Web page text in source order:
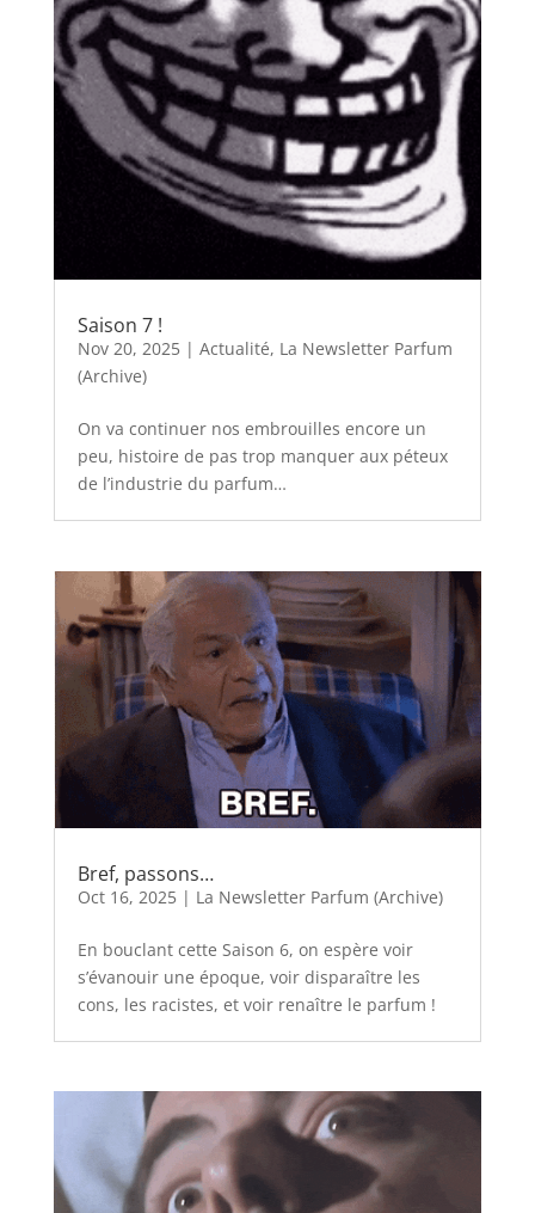
Saison 7 !
Nov 20, 2025| Actualité, La Newsletter Parfum
(Archive)
On va continuer nos embrouilles encore un
peu, histoire de pas trop manquer aux péteux
de l’industrie du parfum…
Bref, passons…
Oct 16, 2025| La Newsletter Parfum (Archive)
En bouclant cette Saison 6, on espère voir
s’évanouir une époque, voir disparaître les
cons, les racistes, et voir renaître le parfum !